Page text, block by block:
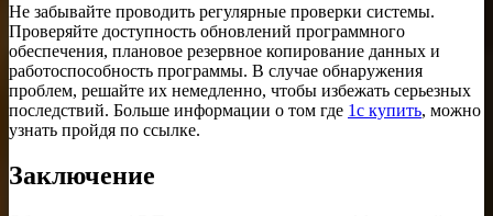
Не забывайте проводить регулярные проверки системы.
Проверяйте доступность обновлений программного
обеспечения, плановое резервное копирование данных и
работоспособность программы. В случае обнаружения
проблем, решайте их немедленно, чтобы избежать серьезных
последствий. Больше информации о том где 1с купить, можно
узнать пройдя по ссылке.
Заключение